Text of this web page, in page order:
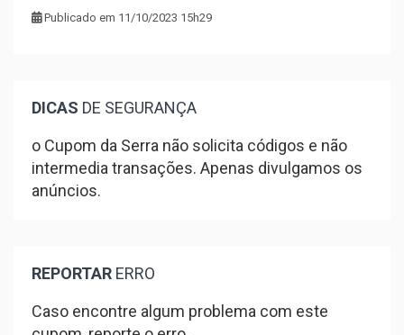
Publicado em 11/10/2023 15h29
DICAS DE SEGURANÇA
o Cupom da Serra não solicita códigos e não
intermedia transações. Apenas divulgamos os
anúncios.
REPORTAR ERRO
Caso encontre algum problema com este